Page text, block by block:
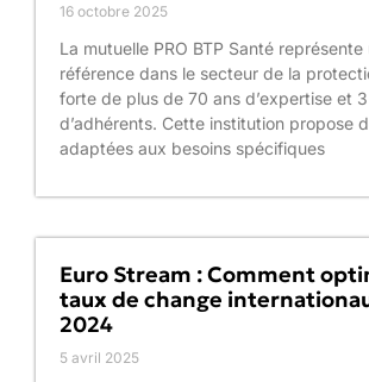
16 octobre 2025
La mutuelle PRO BTP Santé représente
référence dans le secteur de la
forte de plus de 70 ans d’expertise et
d’adhérents. Cette institution propose
adaptées aux besoins spécifiques
Euro Stream : Comment
taux de change
2024
5 avril 2025